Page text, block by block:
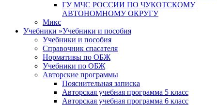
ГУ МЧС РОССИИ ПО ЧУКОТСКОМУ
АВТОНОМНОМУ ОКРУГУ
Микс
Учебники »Учебники и пособия
Учебники и пособия
Справочник спасателя
Нормативы по ОБЖ
Учебники по ОБЖ
Авторские программы
Пояснительная записка
Авторская учебная программа 5 класс
Авторская учебная программа 6 класс